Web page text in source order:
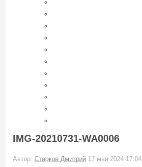
IMG-20210731-WA0006
Автор: Старков Дмитрий 17 мая 2024 17:04